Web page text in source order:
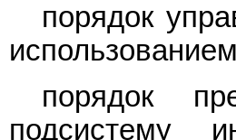
порядок
порядок
подсистему